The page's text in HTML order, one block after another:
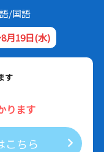
/国語
月19日(水)
す
ります
こちら